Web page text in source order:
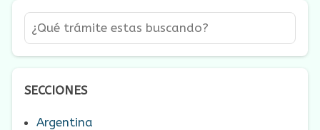
SECCIONES
Argentina